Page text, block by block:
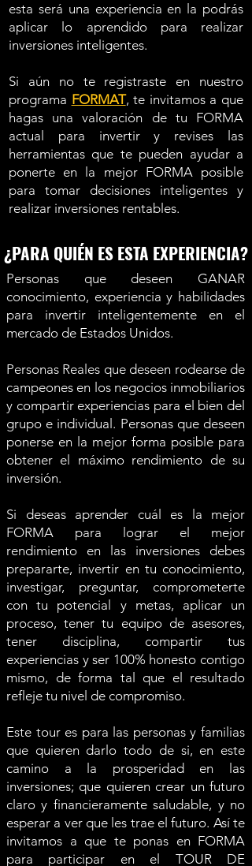
esta será una experiencia en la podrás
aplicar lo aprendido para realizar
inversiones inteligentes.
Si aún no te registraste en nuestro
programa FORMAT, te invitamos a que
hagas una valoración de tu FORMA
actual para invertir y revises las
herramientas que te pueden ayudar a
ponerte en la mejor FORMA posible
para tomar decisiones inteligentes y
realizar inversiones rentables.
¿PARA QUIÉN ES ESTA EXPERIENCIA?
Personas que deseen GANAR
conocimiento, experiencia y habilidades
para invertir inteligentemente en el
mercado de Estados Unidos.
Personas Reales que deseen rodearse de
campeones en los negocios inmobiliarios
y compartir experiencias para el bien del
grupo e individual. Personas que deseen
ponerse en la mejor forma posible para
obtener el máximo rendimiento de su
inversión.
Si deseas aprender cuál es la mejor
FORMA para lograr el mejor
rendimiento en las inversiones debes
prepararte, invertir en tu conocimiento,
investigar, preguntar, comprometerte
con tu potencial y metas, aplicar un
proceso, tener tu equipo de asesores,
tener disciplina, compartir tus
experiencias y ser 100% honesto contigo
mismo, de forma tal que el resultado
refleje tu nivel de compromiso.
Este tour es para las personas y familias
que quieren darlo todo de si, en este
camino a la prosperidad en las
inversiones; que quieren crear un futuro
claro y financieramente saludable, y no
esperar a ver que les trae el futuro. Así te
invitamos a que te ponas en FORMA
para participar en el TOUR DE